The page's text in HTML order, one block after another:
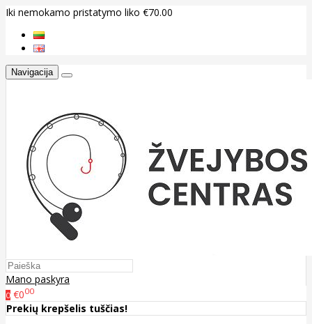
Iki nemokamo pristatymo liko €70.00
Navigacija
Mano paskyra
0 €000
Prekių krepšelis tuščias!